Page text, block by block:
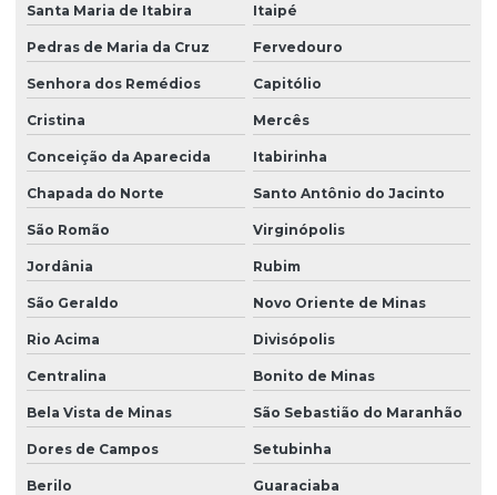
Santa Maria de Itabira Itaipé
Pedras de Maria da Cruz Fervedouro
Senhora dos Remédios Capitólio
Cristina Mercês
Conceição da Aparecida Itabirinha
Chapada do Norte Santo Antônio do Jacinto
São Romão Virginópolis
Jordânia Rubim
São Geraldo Novo Oriente de Minas
Rio Acima Divisópolis
Centralina Bonito de Minas
Bela Vista de Minas São Sebastião do Maranhão
Dores de Campos Setubinha
Berilo Guaraciaba